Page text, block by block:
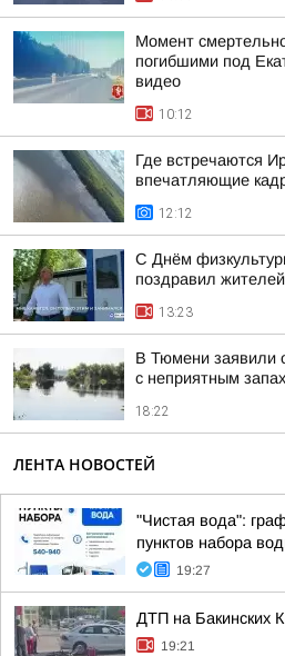
Момент
погибшими под
видео
10:12
Где встречаются
впечатляющие
12:12
С Днём
поздравил
13:23
В Тюмени заявили
с неприятным
18:22
ЛЕНТА НОВОСТЕЙ
"Чистая вода":
пунктов набора
19:27
ДТП на Бакинских
19:21